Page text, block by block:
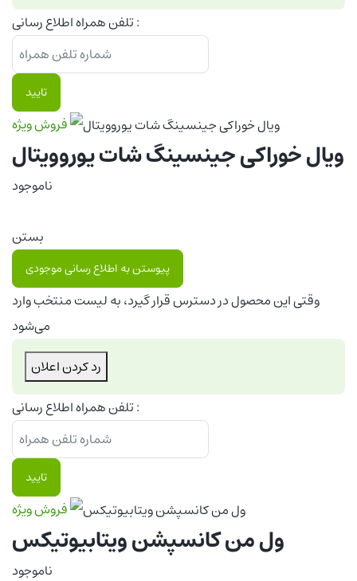
تلفن همراه اطلاع رسانی :
تایید
فروش ویژه
ویال خوراکی جینسینگ شات یوروویتال
ناموجود
بستن
پیوستن به اطلاع رسانی موجودی
وقتی این محصول در دسترس قرار گیرد، به لیست منتخب وارد
می‌شود
رد کردن اعلان
تلفن همراه اطلاع رسانی :
تایید
فروش ویژه
ول من کانسپشن ویتابیوتیکس
ناموجود